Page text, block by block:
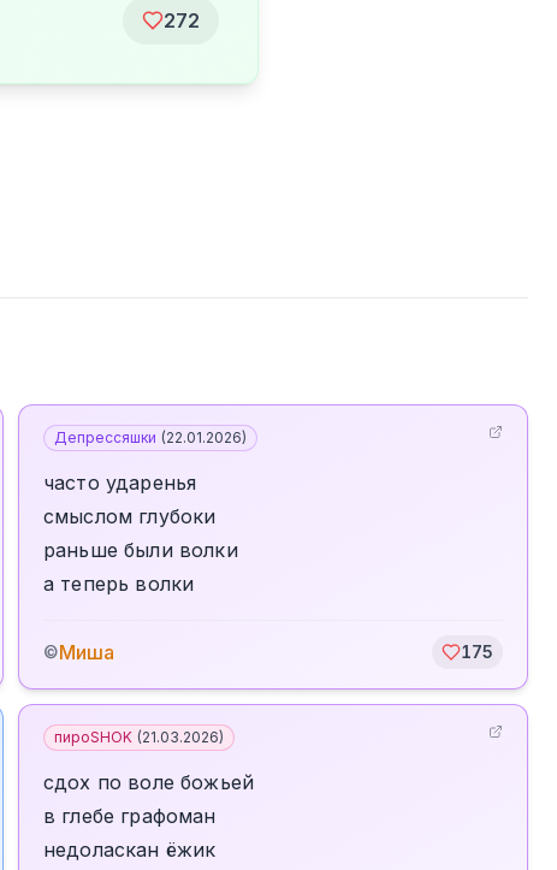
272
Депрессяшки (22.01.2026)
часто ударенья
смыслом глубоки
раньше были волки
а теперь волки
©Миша 175
пироSHOK (21.03.2026)
сдох по воле божьей
в глебе графоман
недоласкан ёжик